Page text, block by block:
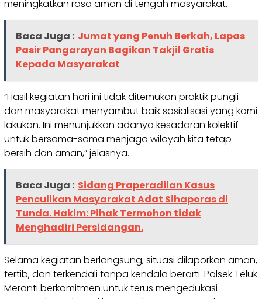
meningkatkan rasa aman di tengah masyarakat.
Baca Juga : Jumat yang Penuh Berkah, Lapas
Pasir Pangarayan Bagikan Takjil Gratis
Kepada Masyarakat
“Hasil kegiatan hari ini tidak ditemukan praktik pungli
dan masyarakat menyambut baik sosialisasi yang kami
lakukan. Ini menunjukkan adanya kesadaran kolektif
untuk bersama-sama menjaga wilayah kita tetap
bersih dan aman,” jelasnya.
Baca Juga : Sidang Praperadilan Kasus
Penculikan Masyarakat Adat Sihaporas di
Tunda. Hakim: Pihak Termohon tidak
Menghadiri Persidangan.
Selama kegiatan berlangsung, situasi dilaporkan aman,
tertib, dan terkendali tanpa kendala berarti. Polsek Teluk
Meranti berkomitmen untuk terus mengedukasi